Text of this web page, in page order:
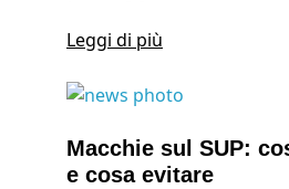
Leggi di più
Macchie sul SUP:
e cosa evitare